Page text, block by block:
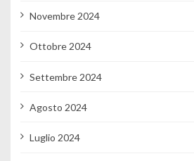
Novembre 2024
Ottobre 2024
Settembre 2024
Agosto 2024
Luglio 2024